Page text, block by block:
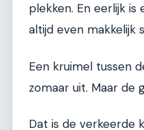
plekken. En eerlijk
altijd even makkelijk
Een kruimel tussen
zomaar uit. Maar de
Dat is de verkeerde